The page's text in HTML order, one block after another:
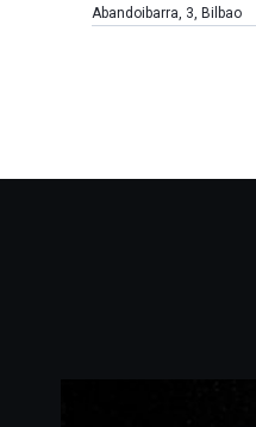
Bilbao
la
Abandoibarra, 3, Bilbao